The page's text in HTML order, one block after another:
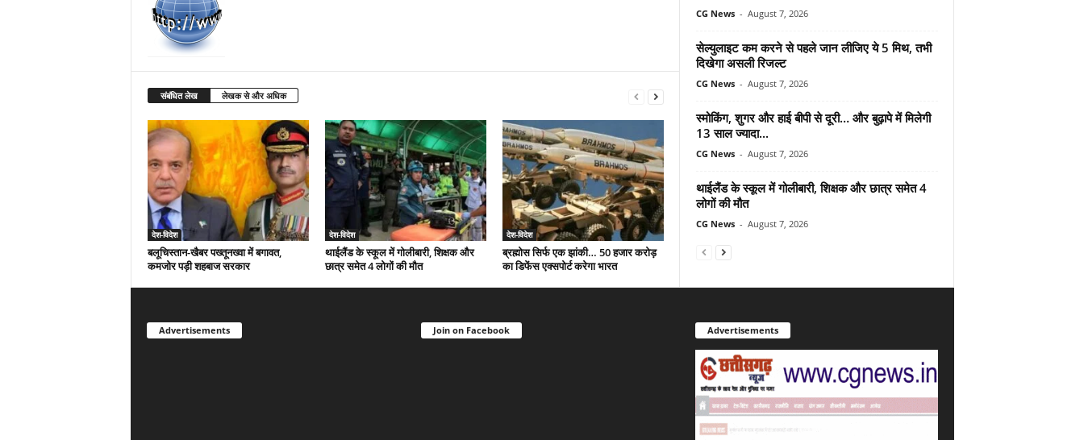
संबंधित लेख लेखक से और अधिक
देश-विदेश
बलूचिस्तान-खैबर पख्तूनख्वा में बगावत,
कमजोर पड़ी शहबाज सरकार
देश-विदेश
थाईलैंड के स्कूल में गोलीबारी, शिक्षक और
छात्र समेत 4 लोगों की मौत
देश-विदेश
ब्रह्मोस सिर्फ एक झांकी… 50 हजार करोड़
का डिफेंस एक्सपोर्ट करेगा भारत
CG News - August 7, 2026
सेल्युलाइट कम करने से पहले जान लीजिए ये 5 मिथ, तभी
दिखेगा असली रिजल्ट
CG News - August 7, 2026
स्मोकिंग, शुगर और हाई बीपी से दूरी… और बुढ़ापे में मिलेगी
13 साल ज्यादा...
CG News - August 7, 2026
थाईलैंड के स्कूल में गोलीबारी, शिक्षक और छात्र समेत 4
लोगों की मौत
CG News - August 7, 2026
Advertisements Join on Facebook Advertisements